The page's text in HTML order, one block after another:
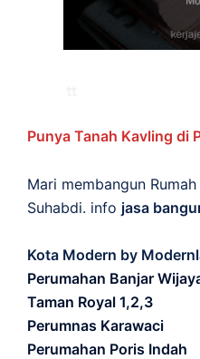
Punya Tanah Kavling di
Mari membangun
Suhabdi. info jasa
Kota Modern by
Perumahan Banjar
Taman Royal 1,2,3
Perumnas Karawaci
Perumahan Poris Indah